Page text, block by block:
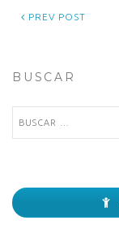
PREV POST
BUSCAR